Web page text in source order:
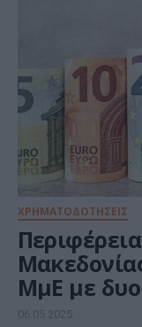
ΧΡΗΜΑΤΟΔΟΤΗΣΕΙΣ
ΜμΕ με δυο νέες δράσεις 200 εκ.
ευρώ από
06.05.2025